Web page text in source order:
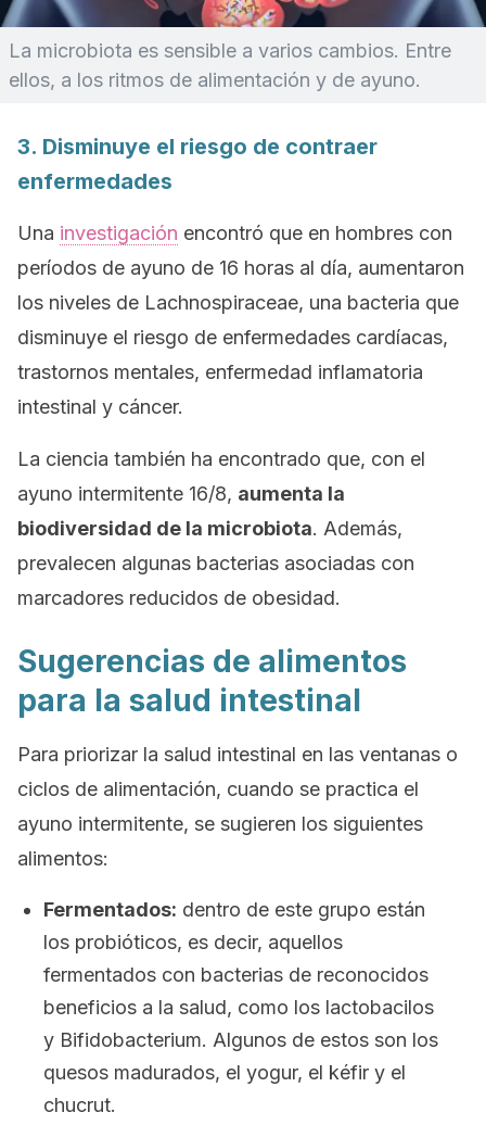
La microbiota es sensible a varios cambios. Entre
ellos, a los ritmos de alimentación y de ayuno.
3. Disminuye el riesgo de contraer
enfermedades
Una investigación encontró que en hombres con
períodos de ayuno de 16 horas al día, aumentaron
los niveles de Lachnospiraceae, una bacteria que
disminuye el riesgo de enfermedades cardíacas,
trastornos mentales, enfermedad inflamatoria
intestinal y cáncer.
La ciencia también ha encontrado que, con el
ayuno intermitente 16/8, aumenta la
biodiversidad de la microbiota. Además,
prevalecen algunas bacterias asociadas con
marcadores reducidos de obesidad.
Sugerencias de alimentos
para la salud intestinal
Para priorizar la salud intestinal en las ventanas o
ciclos de alimentación, cuando se practica el
ayuno intermitente, se sugieren los siguientes
alimentos:
Fermentados: dentro de este grupo están
los probióticos, es decir, aquellos
fermentados con bacterias de reconocidos
beneficios a la salud, como los lactobacilos
y Bifidobacterium. Algunos de estos son los
quesos madurados, el yogur, el kéfir y el
chucrut.